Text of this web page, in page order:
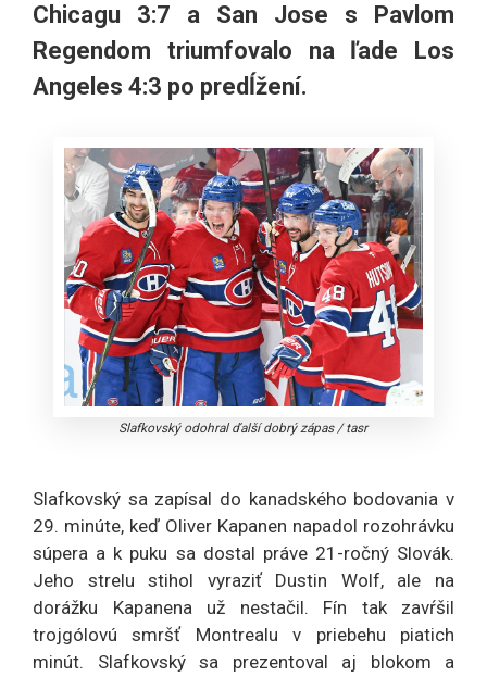
Chicagu 3:7 a San Jose s Pavlom
Regendom triumfovalo na ľade Los
Angeles 4:3 po predĺžení.
Slafkovský odohral ďalší dobrý zápas/tasr
Slafkovský sa zapísal do kanadského bodovania v
29. minúte, keď Oliver Kapanen napadol rozohrávku
súpera a k puku sa dostal práve 21-ročný Slovák.
Jeho strelu stihol vyraziť Dustin Wolf, ale na
dorážku Kapanena už nestačil. Fín tak zavŕšil
trojgólovú smršť Montrealu v priebehu piatich
minút. Slafkovský sa prezentoval aj blokom a